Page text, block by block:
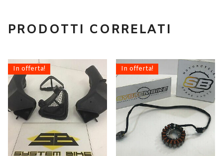
PRODOTTI CORRELATI
In offerta! In offerta!